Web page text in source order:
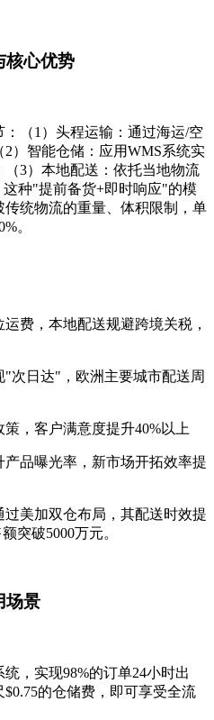
核心优势
（1）头程运输：通过海运/空
）智能仓储：应用WMS系统实
3）本地配送：依托当地物流
种"提前备货+即时响应"的模
统物流的重量、体积限制，单
。
费，本地配送规避跨境关税，
次日达"，欧洲主要城市配送周
，客户满意度提升40%以上
品曝光率，新市场开拓效率提
美加双仓布局，其配送时效提
突破5000万元。
场景
，实现98%的订单24小时出
的仓储费，即可享受全流